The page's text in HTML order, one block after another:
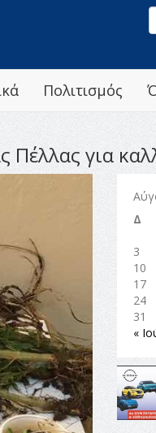
Πολιτισμός
για
Δ
3
10
17
24
31
«